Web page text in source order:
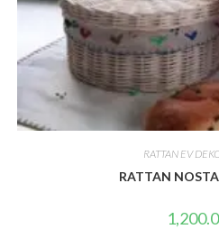
RATTAN EV
RATTAN